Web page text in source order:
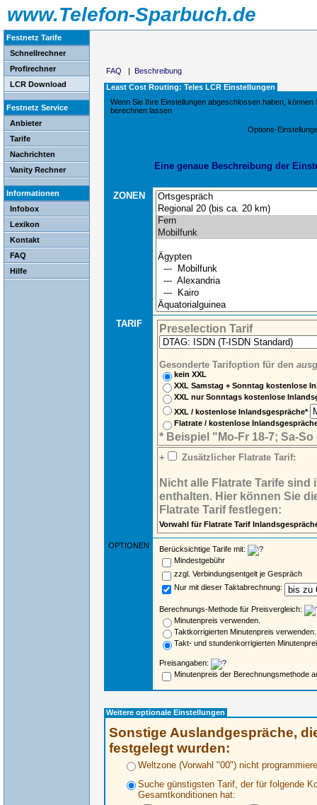
www.Telefon-Sparbuch.de
Festnetz Tarife
Schnellrechner
Profirechner
LCR Download
Festnetz Service
Anbieter
Tarife
Nachrichten
Vanity Rechner
Informationen
Infobox
Lexikon
Kontakt
FAQ
Hilfe
FAQ | Beschreibung
Least Cost Routing: Teles LCR Einstellungen
Wenn Sie Ihre Einstellungen abgeschlossen haben, können
berechnen lassen
Options-
Eine genaue Beschreibung der
ZONEN
TARIF Preselection Tarif
Gesonderte Tarifoption für den
kein XXL
XXL Samstag + Sonntag kostenlose
XXL nur Sonntags kostenlose
XXL / kostenlose Inlandsgespräche*
Flatrate / kostenlose
* Beispiel "Mo-Fr 18-7; Sa-So
+ Zusätzlicher Flatrate Tarif:
Nicht alle Flatrate Tarife
enthalten. Hier können Sie
Flatrate Tarif festlegen:
Vorwahl für Flatrate Tarif
OPTIONEN
Berücksichtige Tarife mit:
Mindestgebühr
zzgl. Verbindungsentgelt je Gespräch
Nur mit dieser Taktabrechnung:
Berechnungs-Methode für Preisvergleich:
Minutenpreis verwenden.
Taktkorrigierten Minutenpreis verwenden.
Takt- und stundenkorrigierten
Preisangaben:
Minutenpreis der Berechnungsmethode
Weitere optionale Einstellungen
Sonstige Auslandgespräche,
festgelegt wurden:
Weltzone (Vorwahl "00") nicht
Suche günstigsten Tarif, der für folgende
Gesamtkonditionen hat: